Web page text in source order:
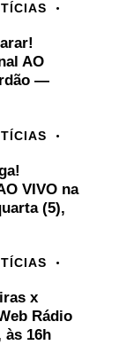
AO
—
VIVO na
(5),
x
Rádio
16h